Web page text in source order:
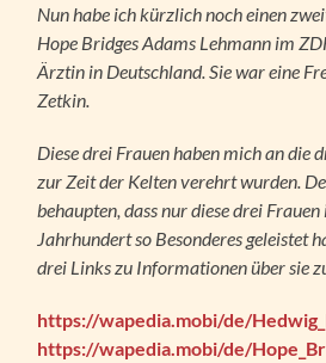
Nun habe ich kürzlich noch einen
Hope Bridges Adams Lehmann im
Ärztin in Deutschland. Sie war eine
Zetkin.
Diese drei Frauen haben mich an die
zur Zeit der Kelten verehrt wurden.
behaupten, dass nur diese drei
Jahrhundert so Besonderes geleistet
drei Links zu Informationen über sie
https://wapedia.mobi/de/
https://wapedia.mobi/de/